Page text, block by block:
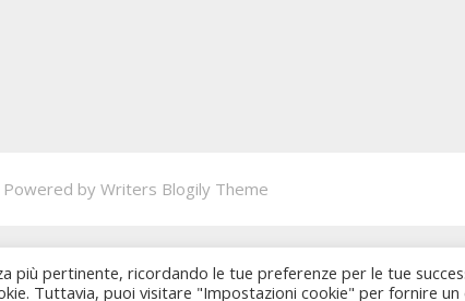
by Writers Blogily Theme
pertinente, ricordando le tue preferenze per le tue
Tuttavia, puoi visitare "Impostazioni cookie" per fornire un